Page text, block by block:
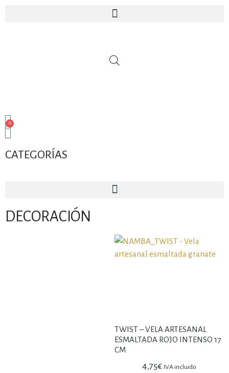
0
CATEGORÍAS
DECORACIÓN
TWIST – VELA ARTESANAL
ESMALTADA ROJO INTENSO 17
CM
4,75€ IVA incluido